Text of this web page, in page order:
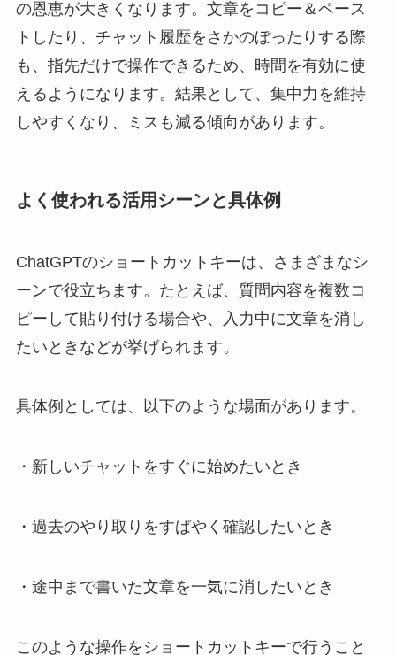
の恩恵が大きくなります。文章をコピー＆ペース
トしたり、チャット履歴をさかのぼったりする際
も、指先だけで操作できるため、時間を有効に使
えるようになります。結果として、集中力を維持
しやすくなり、ミスも減る傾向があります。
よく使われる活用シーンと具体例
ChatGPTのショートカットキーは、さまざまなシ
ーンで役立ちます。たとえば、質問内容を複数コ
ピーして貼り付ける場合や、入力中に文章を消し
たいときなどが挙げられます。
具体例としては、以下のような場面があります。
・新しいチャットをすぐに始めたいとき
・過去のやり取りをすばやく確認したいとき
・途中まで書いた文章を一気に消したいとき
このような操作をショートカットキーで行うこと